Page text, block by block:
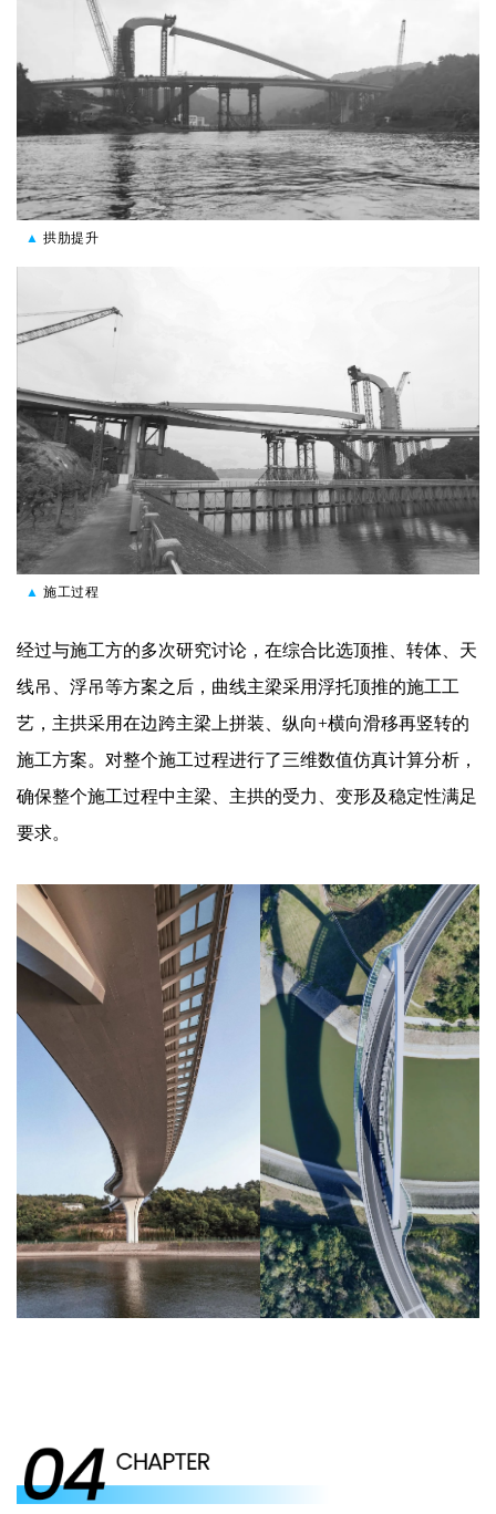
▲ 拱肋提升
▲ 施工过程
经过与施工方的多次研究讨论，在综合比选顶推、转体、天
线吊、浮吊等方案之后，曲线主梁采用浮托顶推的施工工
艺，主拱采用在边跨主梁上拼装、纵向+横向滑移再竖转的
施工方案。对整个施工过程进行了三维数值仿真计算分析，
确保整个施工过程中主梁、主拱的受力、变形及稳定性满足
要求。